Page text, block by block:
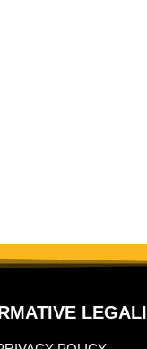
LEGALI